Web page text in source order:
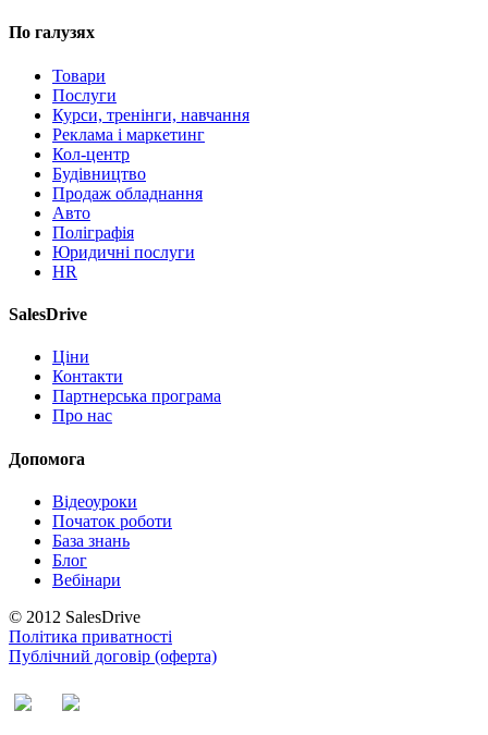
По галузях
Товари
Послуги
Курси, тренінги, навчання
Реклама і маркетинг
Кол-центр
Будівництво
Продаж обладнання
Авто
Поліграфія
Юридичні послуги
HR
SalesDrive
Ціни
Контакти
Партнерська програма
Про нас
Допомога
Відеоуроки
Початок роботи
База знань
Блог
Вебінари
© 2012 SalesDrive
Політика приватності
Публічний договір (оферта)